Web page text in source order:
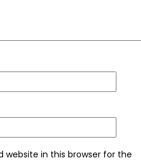
website in this browser for the